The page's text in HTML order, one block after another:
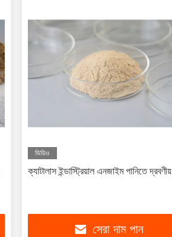
ভিডিও
ক্যাটালাস ইন্ডাস্ট্রিয়াল এনজাইম পানিতে দ্রবণীয়
সেরা দাম পান